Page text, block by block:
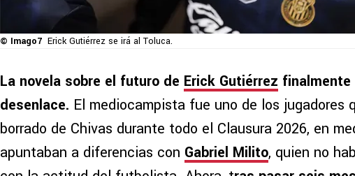
© Imago7 Erick Gutiérrez se irá al Toluca.
La novela sobre el futuro de Erick Gutiérrez
desenlace. El mediocampista fue uno de los jugadores
borrado de Chivas durante todo el Clausura 2026, en
apuntaban a diferencias con Gabriel Milito, quien no